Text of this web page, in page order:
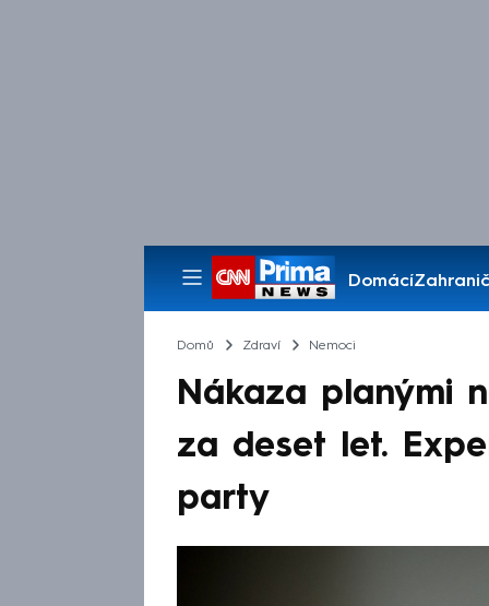
Domácí
Pořady
Domů Zdraví Nemoci
Nákaza planými
za deset let.
party